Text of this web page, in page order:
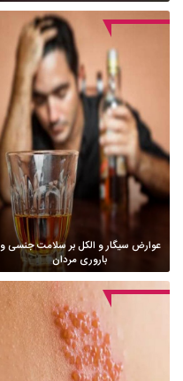
عوارض سیگار و الکل بر سلامت جنسی و
باروری مردان